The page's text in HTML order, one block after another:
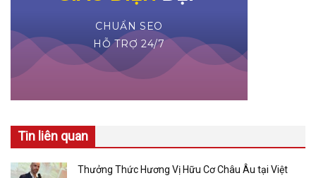
Tin liên quan
Thưởng Thức Hương Vị Hữu Cơ Châu Âu tại Việt